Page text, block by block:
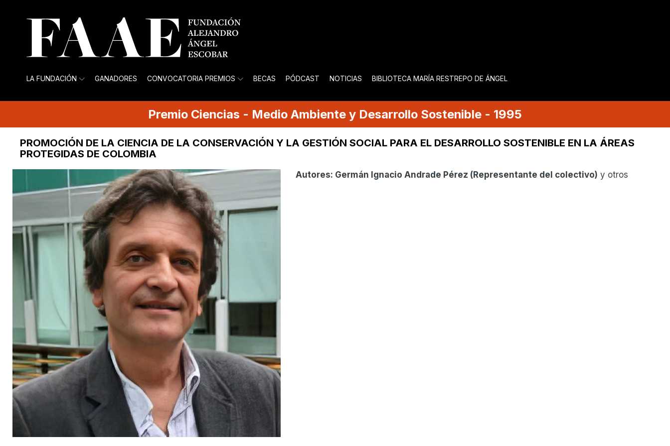
LA FUNDACIÓN GANADORES CONVOCATORIA PREMIOS BECAS PÓDCAST NOTICIAS BIBLIOTECA MARÍA RESTREPO DE ÁNGEL
Premio Ciencias - Medio Ambiente y Desarrollo Sostenible - 1995
PROMOCIÓN DE LA CIENCIA DE LA CONSERVACIÓN Y LA GESTIÓN SOCIAL PARA EL DESARROLLO SOSTENIBLE EN LA ÁREAS
PROTEGIDAS DE COLOMBIA
Autores: Germán Ignacio Andrade Pérez ( Representante del colectivo) y otros